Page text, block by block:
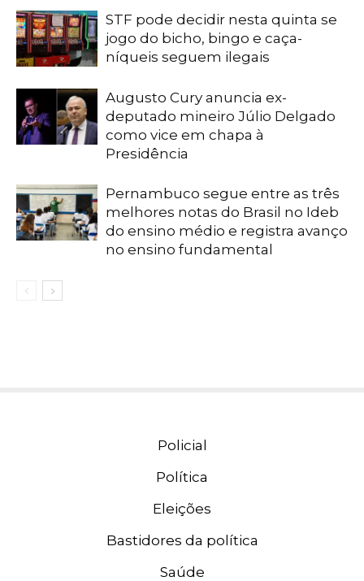
STF pode decidir nesta quinta se
jogo do bicho, bingo e caça-
níqueis seguem ilegais
Augusto Cury anuncia ex-
deputado mineiro Júlio Delgado
como vice em chapa à
Presidência
Pernambuco segue entre as três
melhores notas do Brasil no Ideb
do ensino médio e registra avanço
no ensino fundamental
Policial
Política
Eleições
Bastidores da política
Saúde